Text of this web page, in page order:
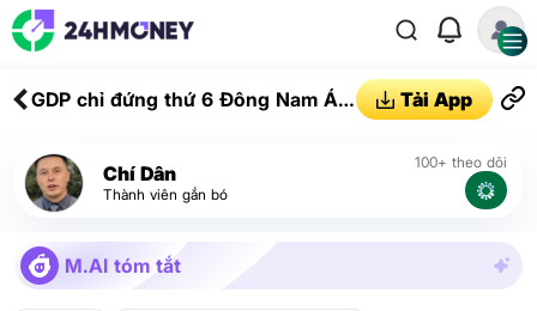
GDP chỉ đứng thứ 6 Đông Nam Á,
nhiều nước ở lĩnh vực mà ai cũng
muốn dẫn đầu?
Tải App
Chí Dân
Thành viên gắn bó
100+ theo dõi
M.AI tóm tắt